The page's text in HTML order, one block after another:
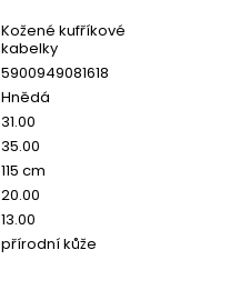
Kožené kufříkové
kabelky
5900949081618
Hnědá
31.00
35.00
115 cm
20.00
13.00
přírodní kůže